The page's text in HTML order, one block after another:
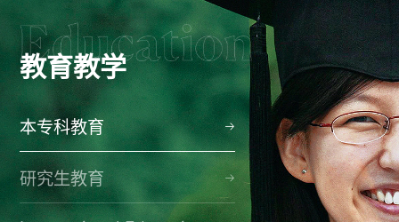
教育教学
本专科教育
研究生教育